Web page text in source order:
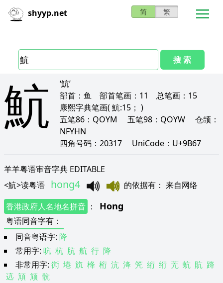
shyyp.net 简 繁
搜 索
魧
‘魧’
部首： 鱼 部首笔画： 11 总笔画： 15
康熙字典笔画( 魧:15； )
五笔86： QOYM 五笔98： QOYW 仓颉：
NFYHN
四角号码： 20317 UniCode： U+9B67
羊羊粤语审音字典 EDITABLE
<魧>读粤语 hong4 的依据有 ： 来自网络
香港政府人名地名拼音 ： Hong
粤语同音字有 ：
同音粤语字: 降
常用字: 吭 杭 肮 航 行 降
非常用字: 䘕 塂 斻 栙 桁 沆 洚 笐 絎 绗 苀 蚢 貥 跭
迒 頏 颃 骯